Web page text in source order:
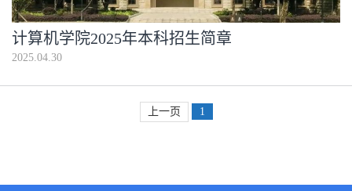
计算机学院2025年本科招生简章
2025.04.30
上一页 1